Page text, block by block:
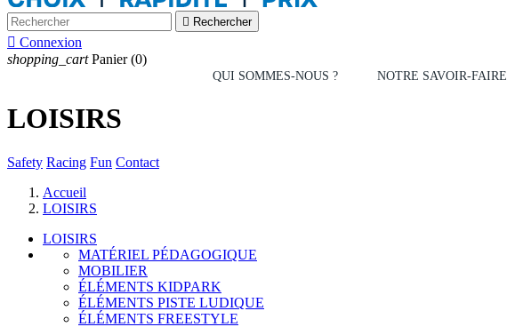
 Rechercher
 Connexion
shopping_cart Panier (0)
QUI SOMMES-NOUS ? NOTRE SAVOIR-FAIRE
LOISIRS
Safety Racing Fun Contact
Accueil
LOISIRS
LOISIRS
MATÉRIEL PÉDAGOGIQUE
MOBILIER
ÉLÉMENTS KIDPARK
ÉLÉMENTS PISTE LUDIQUE
ÉLÉMENTS FREESTYLE